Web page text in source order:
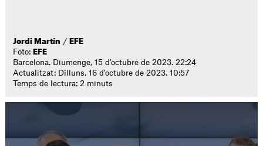
Jordi Martín / EFE
Foto: EFE
Barcelona. Diumenge, 15 d'octubre de 2023. 22:24
Actualitzat: Dilluns, 16 d'octubre de 2023. 10:57
Temps de lectura: 2 minuts